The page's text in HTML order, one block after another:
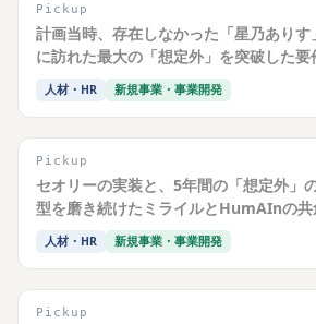
Pickup
計画当時、存在しなかった「星乃あり
に訪れた最大の「想定外」を突破した
人材・HR 新規事業・事業開発
Pickup
セオリーの実装と、5年間の「想定外」
型を磨き続けたミライルとHumAInの共
人材・HR 新規事業・事業開発
Pickup